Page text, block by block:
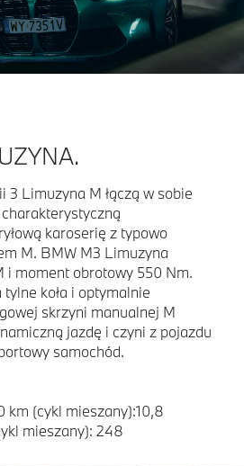
3 Limuzyna M łączą w sobie
karoserię z typowo
M. BMW M3 Limuzyna
i moment obrotowy 550 Nm.
tylne koła i optymalnie
skrzyni manualnej M
jazdę i czyni z pojazdu
samochód.
km (cykl mieszany):10,8
mieszany): 248